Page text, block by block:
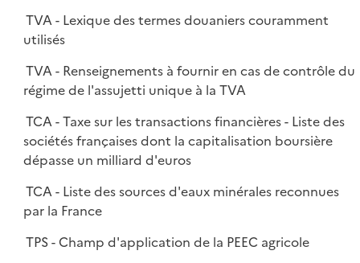
TVA - Lexique des termes douaniers couramment
utilisés
TVA - Renseignements à fournir en cas de contrôle du
régime de l'assujetti unique à la TVA
TCA - Taxe sur les transactions financières - Liste des
sociétés françaises dont la capitalisation boursière
dépasse un milliard d'euros
TCA - Liste des sources d'eaux minérales reconnues
par la France
TPS - Champ d'application de la PEEC agricole